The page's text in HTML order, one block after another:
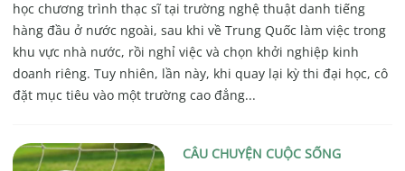
học chương trình thạc sĩ tại trường nghệ thuật danh tiếng
hàng đầu ở nước ngoài, sau khi về Trung Quốc làm việc trong
khu vực nhà nước, rồi nghỉ việc và chọn khởi nghiệp kinh
doanh riêng. Tuy nhiên, lần này, khi quay lại kỳ thi đại học, cô
đặt mục tiêu vào một trường cao đẳng...
CÂU CHUYỆN CUỘC SỐNG